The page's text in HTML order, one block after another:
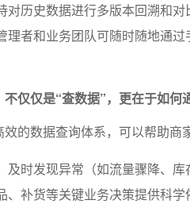
对历史数据进行多版本回溯和对
理者和业务团队可随时随地通
仅仅是“查数据”，更在于如
效的数据查询体系，可以帮助商家
及时发现异常（如流量骤降、库
、补货等关键业务决策提供科学